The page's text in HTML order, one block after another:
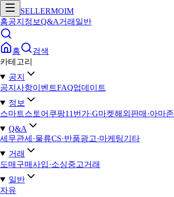
SELLERMOIM
홈공지 정보Q&A거래 일반
홈
검색
카테고리
공지
공지사항이벤트FAQ업데이트
정보
스마트스토어 쿠팡11번가·G마켓해외판매·아마존
Q&A
세무관세·물류CS·반품광고·마케팅기타
거래
도매구매사입·소싱중고거래
일반
자유